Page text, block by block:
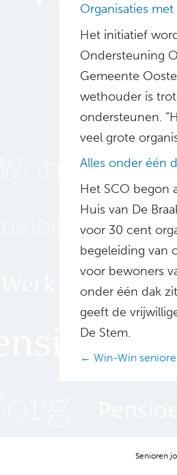
Organisaties met
Het initiatief
Ondersteuning
Gemeente
wethouder is
ondersteunen.
veel grote
Alles onder één
Het SCO begon
Huis van De
voor 30 cent
begeleiding van
voor bewoners
onder één dak
geeft de
De Stem.
Posts
← Win-Win
Senioren